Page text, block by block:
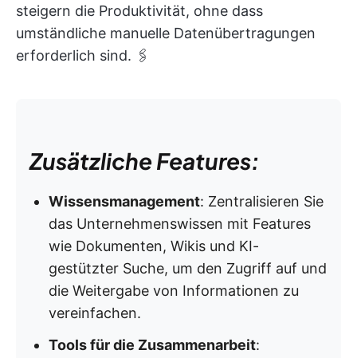
steigern die Produktivität, ohne dass
umständliche manuelle Datenübertragungen
erforderlich sind. 🖇️
Zusätzliche Features:
Wissensmanagement: Zentralisieren Sie
das Unternehmenswissen mit Features
wie Dokumenten, Wikis und KI-
gestützter Suche, um den Zugriff auf und
die Weitergabe von Informationen zu
vereinfachen.
Tools für die Zusammenarbeit: